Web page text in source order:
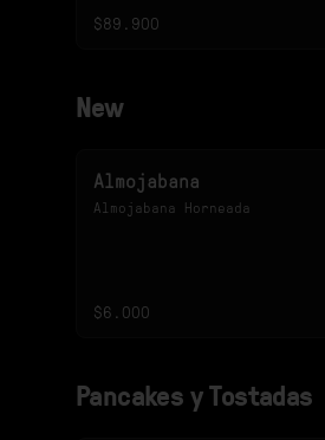
sujetos a disponibilidad.
$89.900
New
Almojabana
Almojabana Horneada
$6.000
Pancakes y Tostadas